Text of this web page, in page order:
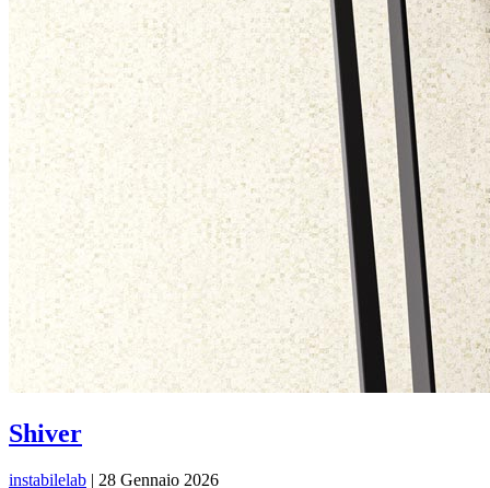
Shiver
instabilelab | 28 Gennaio 2026